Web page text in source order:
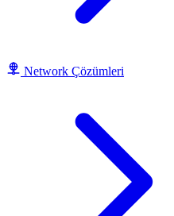
Network Çözümleri